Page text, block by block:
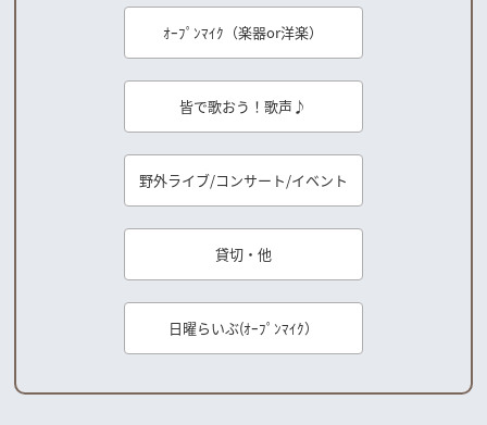
ｵｰﾌﾟﾝﾏｲｸ（楽器or洋楽）
皆で歌おう！歌声♪
野外ライブ/コンサート/イベント
貸切・他
日曜らいぶ(ｵｰﾌﾟﾝﾏｲｸ）